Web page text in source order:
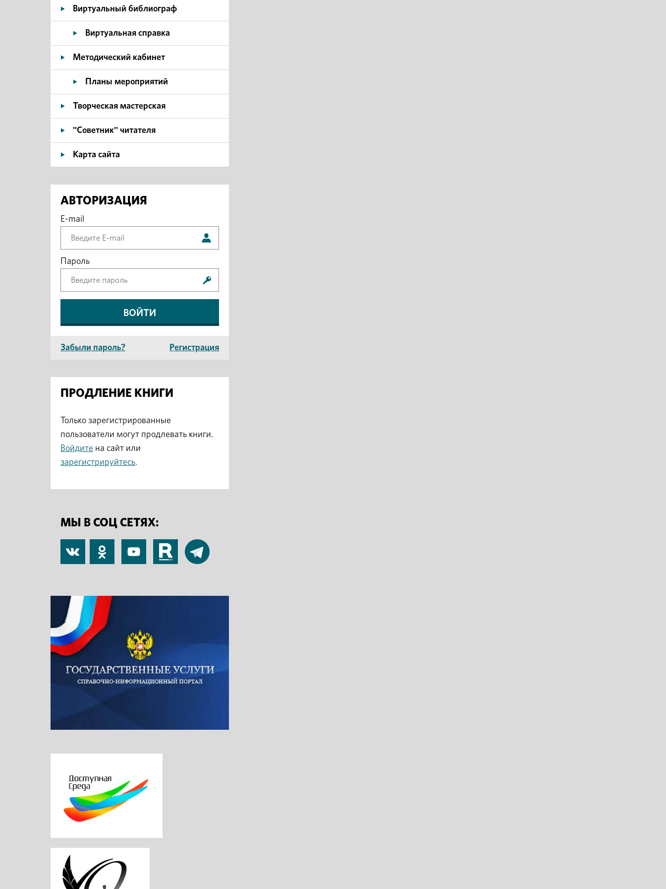
Виртуальный библиограф
Виртуальная справка
Методический кабинет
Планы мероприятий
Творческая мастерская
"Советник" читателя
Карта сайта
АВТОРИЗАЦИЯ
E-mail
Пароль
Забыли пароль? Регистрация
ПРОДЛЕНИЕ КНИГИ
Только зарегистрированные
пользователи могут продлевать книги.
Войдите на сайт или
зарегистрируйтесь.
МЫ В СОЦ СЕТЯХ:
Одноклассники
YouTube RuTube Telegram